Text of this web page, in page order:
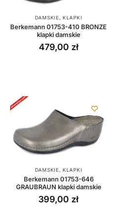
DAMSKIE,KLAPKI
Berkemann 01753-410 BRONZE
klapki damskie
479,00 zł
DAMSKIE, KLAPKI
Berkemann 01753-646
GRAUBRAUN klapki damskie
399,00 zł